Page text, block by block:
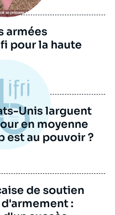
armées
pour la haute
Unis larguent
en moyenne
est au pouvoir ?
de soutien
: